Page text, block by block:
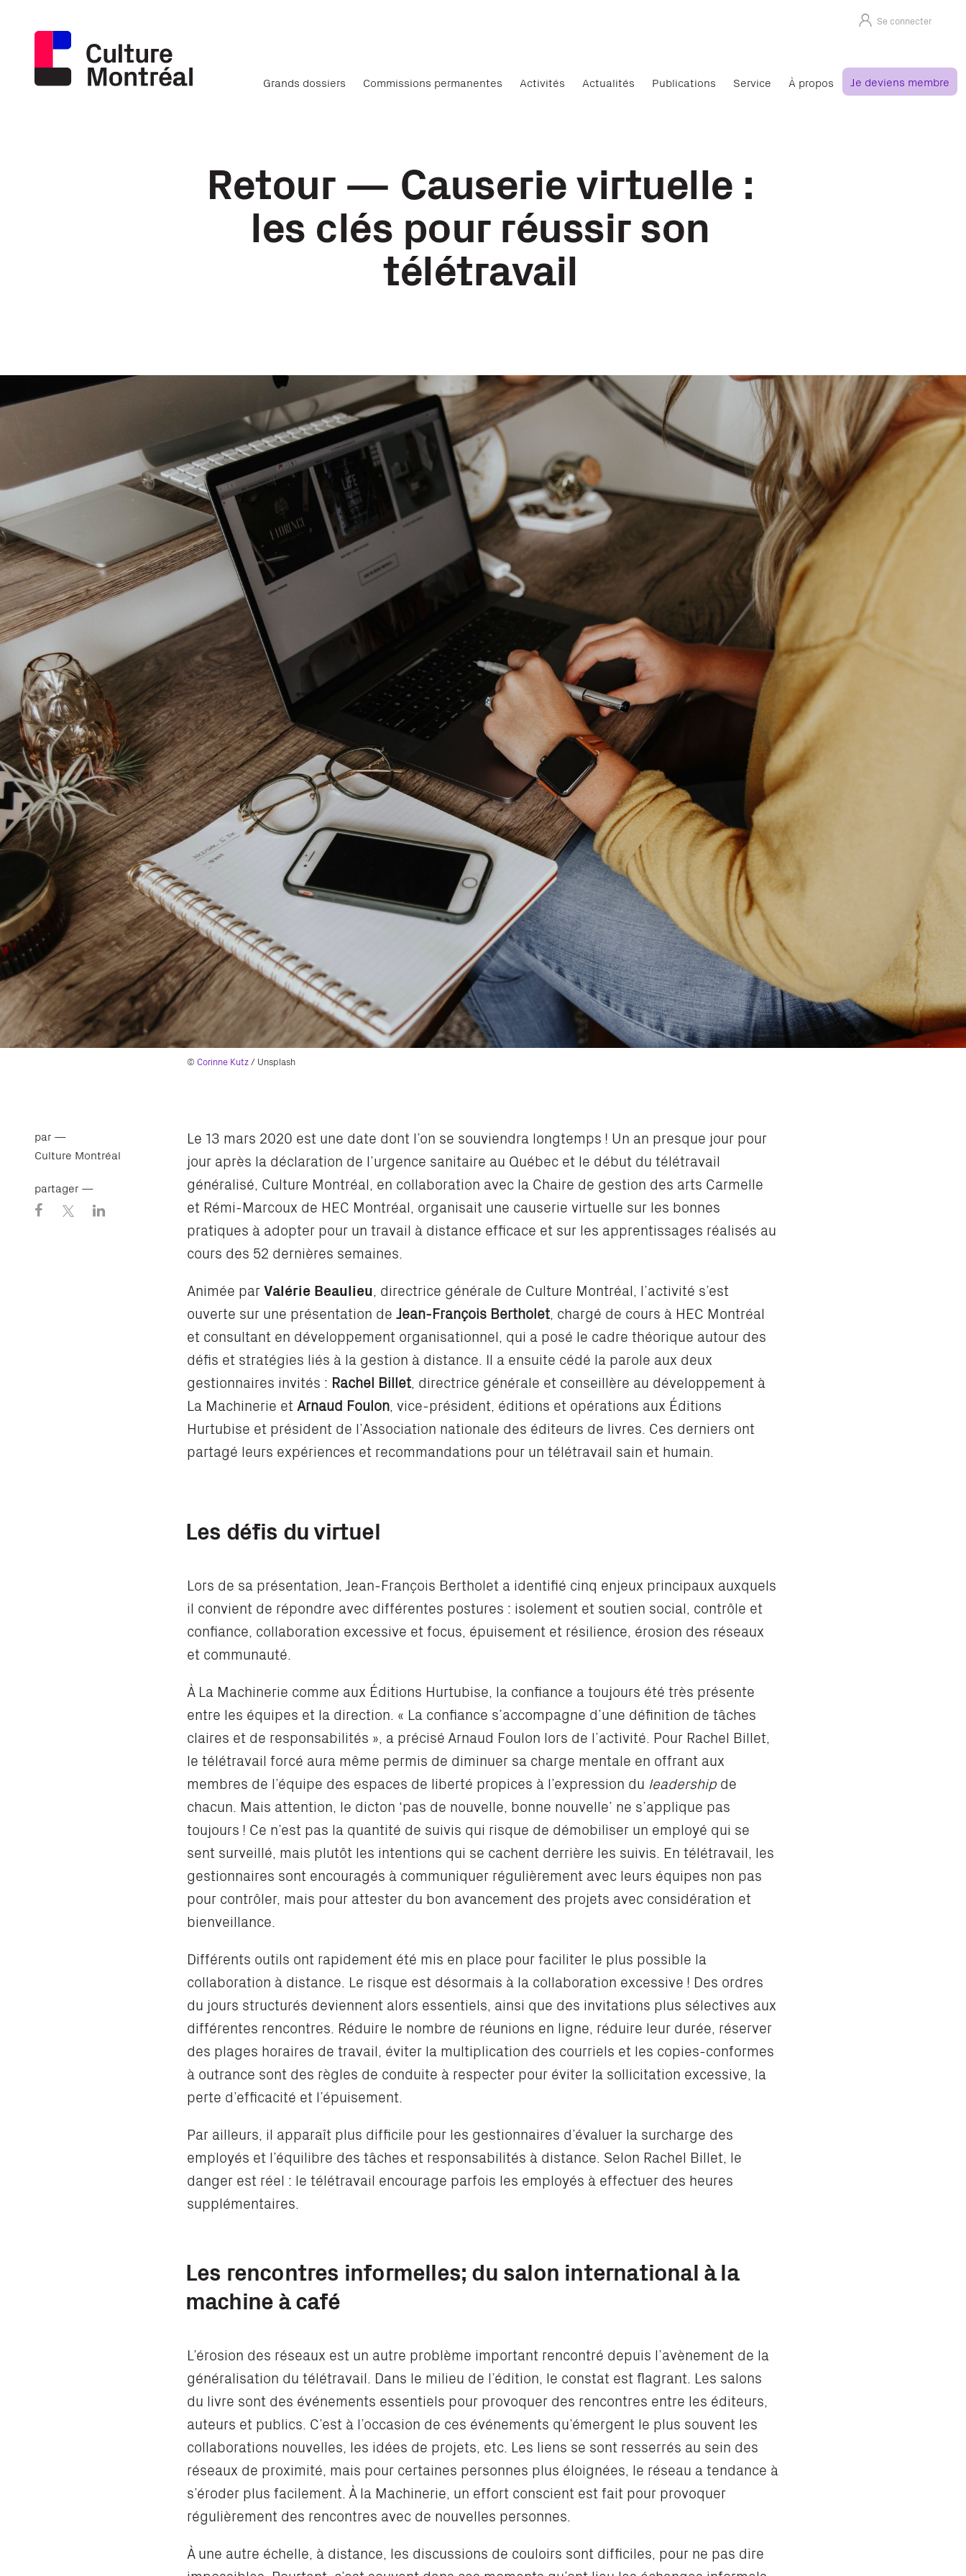
Se connecter
Grands dossiers Commissions permanentes Activités Actualités Publications Service À propos Je deviens membre
Retour — Causerie virtuelle :
les clés pour réussir son
télétravail
© Corinne Kutz/ Unsplash
par —
Culture Montréal
partager —
Le 13 mars 2020 est une date dont l’on se souviendra longtemps ! Un an presque jour pour
jour après la déclaration de l’urgence sanitaire au Québec et le début du télétravail
généralisé, Culture Montréal, en collaboration avec la Chaire de gestion des arts Carmelle
et Rémi-Marcoux de HEC Montréal, organisait une causerie virtuelle sur les bonnes
pratiques à adopter pour un travail à distance efficace et sur les apprentissages réalisés au
cours des 52 dernières semaines.
Animée parValérie Beaulieu, directrice générale de Culture Montréal, l’activité s’est
ouverte sur une présentation de Jean-François Bertholet, chargé de cours à HEC Montréal
et consultant en développement organisationnel, qui a posé le cadre théorique autour des
défis et stratégies liés à la gestion à distance. Il a ensuite cédé la parole aux deux
gestionnaires invités : Rachel Billet, directrice générale et conseillère au développement à
La Machinerie etArnaud Foulon, vice-président, éditions et opérations aux Éditions
Hurtubise et président de l’Association nationale des éditeurs de livres. Ces derniers ont
partagé leurs expériences et recommandations pour un télétravail sain et humain.
Les défis du virtuel
Lors de sa présentation, Jean-François Bertholet a identifié cinq enjeux principaux auxquels
il convient de répondre avec différentes postures : isolement et soutien social, contrôle et
confiance, collaboration excessive et focus, épuisement et résilience, érosion des réseaux
et communauté.
À La Machinerie comme aux Éditions Hurtubise, la confiance a toujours été très présente
entre les équipes et la direction. « La confiance s’accompagne d’une définition de tâches
claires et de responsabilités », a précisé Arnaud Foulon lors de l’activité. Pour Rachel Billet,
le télétravail forcé aura même permis de diminuer sa charge mentale en offrant aux
membres de l’équipe des espaces de liberté propices à l’expression du leadership de
chacun. Mais attention, le dicton ‘pas de nouvelle, bonne nouvelle’ ne s’applique pas
toujours ! Ce n’est pas la quantité de suivis qui risque de démobiliser un employé qui se
sent surveillé, mais plutôt les intentions qui se cachent derrière les suivis. En télétravail, les
gestionnaires sont encouragés à communiquer régulièrement avec leurs équipes non pas
pour contrôler, mais pour attester du bon avancement des projets avec considération et
bienveillance.
Différents outils ont rapidement été mis en place pour faciliter le plus possible la
collaboration à distance. Le risque est désormais à la collaboration excessive ! Des ordres
du jours structurés deviennent alors essentiels, ainsi que des invitations plus sélectives aux
différentes rencontres. Réduire le nombre de réunions en ligne, réduire leur durée, réserver
des plages horaires de travail, éviter la multiplication des courriels et les copies-conformes
à outrance sont des règles de conduite à respecter pour éviter la sollicitation excessive, la
perte d’efficacité et l’épuisement.
Par ailleurs, il apparaît plus difficile pour les gestionnaires d’évaluer la surcharge des
employés et l’équilibre des tâches et responsabilités à distance. Selon Rachel Billet, le
danger est réel : le télétravail encourage parfois les employés à effectuer des heures
supplémentaires.
Les rencontres informelles; du salon international à la
machine à café
L’érosion des réseaux est un autre problème important rencontré depuis l’avènement de la
généralisation du télétravail. Dans le milieu de l’édition, le constat est flagrant. Les salons
du livre sont des événements essentiels pour provoquer des rencontres entre les éditeurs,
auteurs et publics. C’est à l’occasion de ces événements qu’émergent le plus souvent les
collaborations nouvelles, les idées de projets, etc. Les liens se sont resserrés au sein des
réseaux de proximité, mais pour certaines personnes plus éloignées, le réseau a tendance à
s’éroder plus facilement. À la Machinerie, un effort conscient est fait pour provoquer
régulièrement des rencontres avec de nouvelles personnes.
À une autre échelle, à distance, les discussions de couloirs sont difficiles, pour ne pas dire